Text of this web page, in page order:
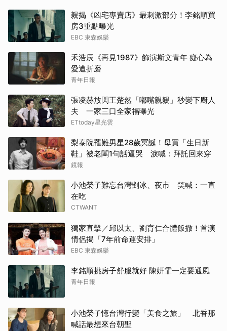
親揭《凶宅專賣店》最刺激部分！李銘順買
房3重點曝光
EBC 東森娛樂
禾浩辰《再見1987》飾演斯文青年 癡心為
愛遭折磨
青年日報
張凌赫放閃王楚然「嘟嘴親親」秒變下廚人
夫 一家三口全家福曝光
ETtoday星光雲
梨泰院罹難男星28歲冥誕！母買「生日新
鞋」被老闆1句話逼哭 淚喊：拜託回來穿
鏡報
小池榮子難忘台灣剉冰、夜市 笑喊：一直
在吃
CTWANT
獨家直擊／邱以太、劉育仁合體飯撒！首演
情侶揭「7年前命運安排」
EBC 東森娛樂
李銘順挑房子舒服就好 陳姸霏一定要通風
青年日報
小池榮子憶台灣行變「美食之旅」 北香那
喊話最想來台朝聖